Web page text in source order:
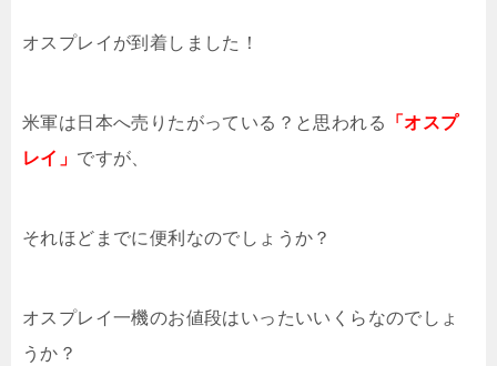
オスプレイが到着しました！
米軍は日本へ売りたがっている？と思われる
「オスプ
レイ」 ですが、
それほどまでに便利なのでしょうか？
オスプレイ一機のお値段はいったいいくらなのでしょ
うか？